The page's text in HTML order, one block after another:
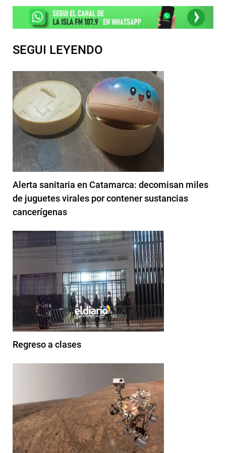
SEGUI LEYENDO
Alerta sanitaria en Catamarca: decomisan miles
de juguetes virales por contener sustancias
cancerígenas
Regreso a clases